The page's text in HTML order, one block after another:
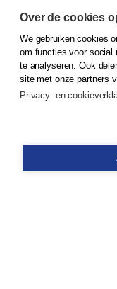
© 2026Koninklijke
Klantenservice
Service & informatie
Contact
Over de cookies
We gebruiken cookies
om functies voor social
te analyseren. Ook
site met onze partners
Privacy- en